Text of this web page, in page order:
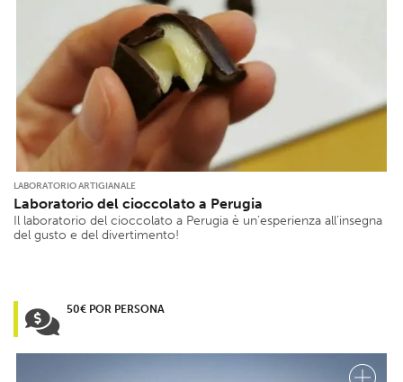
LABORATORIO ARTIGIANALE
Laboratorio del cioccolato a Perugia
Il laboratorio del cioccolato a Perugia è un’esperienza all’insegna
del gusto e del divertimento!
50€ POR PERSONA